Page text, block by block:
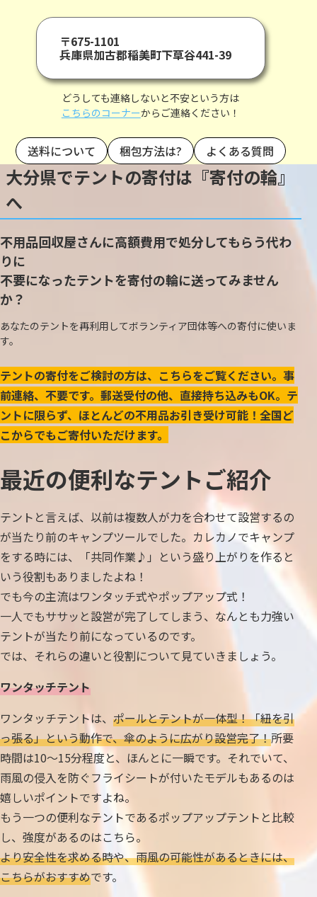
〒675-1101
兵庫県加古郡稲美町下草谷441-39
どうしても連絡しないと不安という方は
こちらのコーナーからご連絡ください！
送料について 梱包方法は? よくある質問
大分県でテントの寄付は『寄付の輪』
へ
不用品回収屋さんに高額費用で処分してもらう代わ
りに
不要になったテントを寄付の輪に送ってみません
か？
あなたのテントを再利用してボランティア団体等への寄付に使いま
す。
テントの寄付をご検討の方は、こちらをご覧ください。事
前連絡、不要です。郵送受付の他、直接持ち込みもOK。テ
ントに限らず、ほとんどの不用品お引き受け可能！全国ど
こからでもご寄付いただけます。
最近の便利なテントご紹介
テントと言えば、以前は複数人が力を合わせて設営するの
が当たり前のキャンプツールでした。カレカノでキャンプ
をする時には、「共同作業♪」という盛り上がりを作ると
いう役割もありましたよね！
でも今の主流はワンタッチ式やポップアップ式！
一人でもササッと設営が完了してしまう、なんとも力強い
テントが当たり前になっているのです。
では、それらの違いと役割について見ていきましょう。
ワンタッチテント
ワンタッチテントは、 ポールとテントが一体型！「紐を引
っ張る」という動作で、傘のように広がり設営完了！所要
時間は10〜15分程度と、ほんとに一瞬です。それでいて、
雨風の侵入を防ぐフライシートが付いたモデルもあるのは
嬉しいポイントですよね。
もう一つの便利なテントであるポップアップテントと比較
し、強度があるのはこちら。
より安全性を求める時や、雨風の可能性があるときには、
こちらがおすすめです。